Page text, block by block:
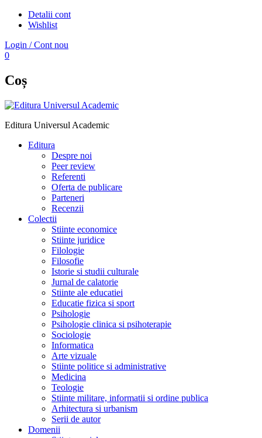
Detalii cont
Wishlist
Login / Cont nou
0
Coș
Editura Universul Academic
Editura
Despre noi
Peer review
Referenti
Oferta de publicare
Parteneri
Recenzii
Colectii
Stiinte economice
Stiinte juridice
Filologie
Filosofie
Istorie si studii culturale
Jurnal de calatorie
Stiinte ale educatiei
Educatie fizica si sport
Psihologie
Psihologie clinica si psihoterapie
Sociologie
Informatica
Arte vizuale
Stiinte politice si administrative
Medicina
Teologie
Stiinte militare, informatii si ordine publica
Arhitectura si urbanism
Serii de autor
Domenii